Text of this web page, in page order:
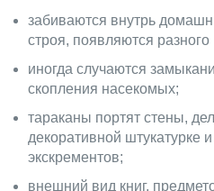
забиваются внутрь
строя, появляются
иногда случаются
скопления насекомых;
тараканы портят стены,
декоративной штукатурке
экскрементов;
внешний вид книг,